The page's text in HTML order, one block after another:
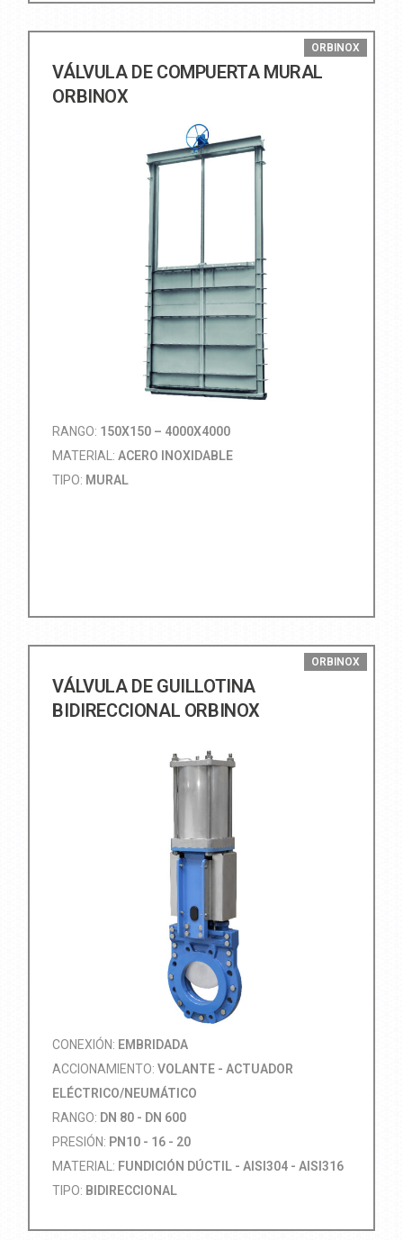
VÁLVULA DE COMPUERTA MURAL
ORBINOX
ORBINOX
RANGO: 150X150 – 4000X4000
MATERIAL: ACERO INOXIDABLE
TIPO: MURAL
VÁLVULA DE GUILLOTINA
BIDIRECCIONAL ORBINOX
ORBINOX
CONEXIÓN: EMBRIDADA
ACCIONAMIENTO: VOLANTE - ACTUADOR
ELÉCTRICO/NEUMÁTICO
RANGO: DN 80 - DN 600
PRESIÓN: PN10 - 16 - 20
MATERIAL: FUNDICIÓN DÚCTIL - AISI304 - AISI316
TIPO: BIDIRECCIONAL